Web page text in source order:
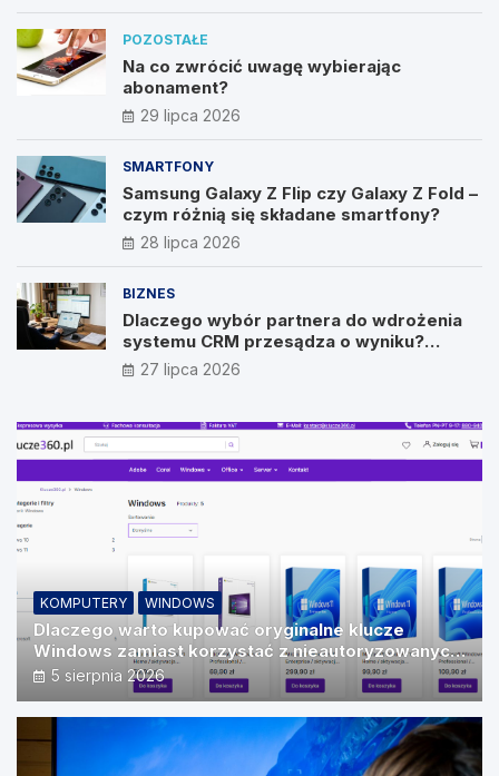
POZOSTAŁE
Na co zwrócić uwagę wybierając
abonament?
29 lipca 2026
SMARTFONY
Samsung Galaxy Z Flip czy Galaxy Z Fold –
czym różnią się składane smartfony?
28 lipca 2026
BIZNES
Dlaczego wybór partnera do wdrożenia
systemu CRM przesądza o wyniku?
Wywiad z Pawłem Prymakowskim, CEO IT
Vision
27 lipca 2026
KOMPUTERY WINDOWS
Dlaczego warto kupować oryginalne klucze
Windows zamiast korzystać z nieautoryzowanych
źródeł?
5 sierpnia 2026